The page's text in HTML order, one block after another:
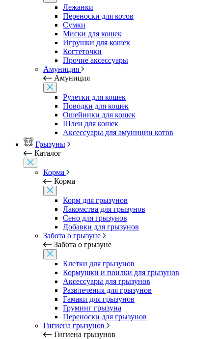
Лежанки
Переноски для котов
Сумки
Миски для кошек
Игрушки для кошек
Когтеточки
Прочие аксессуары
Амуниция
Амуниция
Рулетки для кошек
Поводки для кошек
Ошейники для кошек
Шлеи для кошек
Аксессуары для амуниции котов
Грызуны
Каталог
Корма
Корма
Корм для грызунов
Лакомства для грызунов
Сено для грызунов
Добавки для грызунов
Забота о грызуне
Забота о грызуне
Клетки для грызунов
Кормушки и поилки для грызунов
Аксессуары для грызунов
Развлечения для грызунов
Гамаки для грызунов
Груминг грызуна
Переноски для грызунов
Гигиена грызунов
Гигиена грызунов